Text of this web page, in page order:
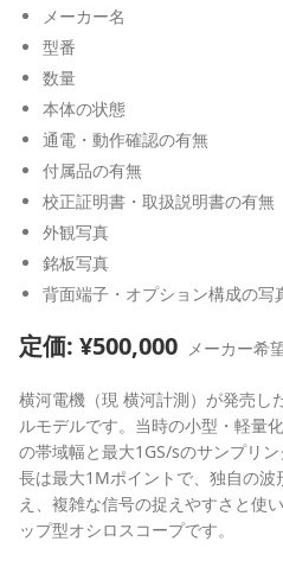
メーカー名
型番
数量
本体の状態
通電・動作確認の有無
付属品の有無
校正証明書・取扱説明書の有無
外観写真
銘板写真
背面端子・オプション構成の写
定価: ¥500,000 メーカー希
横河電機（現 横河計測）が発売し
ルモデルです。当時の小型・軽量
の帯域幅と最大1GS/sのサンプリ
長は最大1Mポイントで、独自の
え、複雑な信号の捉えやすさと使
ップ型オシロスコープです。